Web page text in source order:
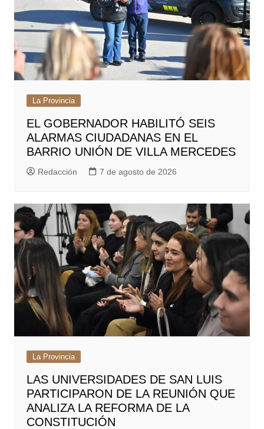
La Provincia
EL GOBERNADOR HABILITÓ SEIS
ALARMAS CIUDADANAS EN EL
BARRIO UNIÓN DE VILLA MERCEDES
Redacción 7 de agosto de 2026
La Provincia
LAS UNIVERSIDADES DE SAN LUIS
PARTICIPARON DE LA REUNIÓN QUE
ANALIZA LA REFORMA DE LA
CONSTITUCIÓN